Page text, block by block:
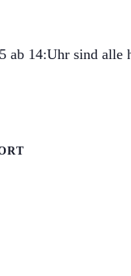
ab 14:Uhr sind alle